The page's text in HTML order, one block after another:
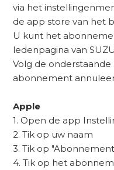
via het
de app store van het
U kunt het
ledenpagina van
Volg de
abonnement
Apple
1. Open de app
2. Tik op uw naam
3. Tik op
4. Tik op het